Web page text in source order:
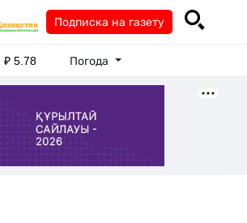
Подписка на газету
₽5.78 Погода